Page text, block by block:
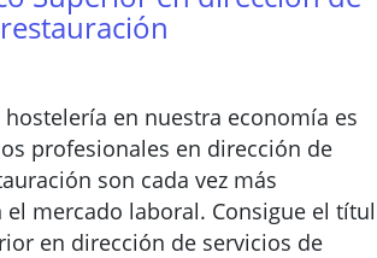
en nuestra economía es
profesionales en dirección de
son cada vez más
el mercado laboral. Consigue el
en dirección de servicios de